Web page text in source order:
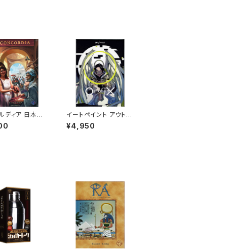
ディア 日本語
ドゲーム カー
) 13歳以上 90
イートペイント アウト
オブ ジンクス EAT / P
AINT Out of jinX (ボ
¥4,950